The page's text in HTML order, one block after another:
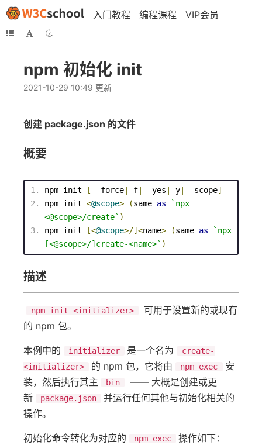
入门教程 编程课程 VIP会员
npm 初始化 init
2021-10-29 10:49 更新
创建 package.json 的文件
概要
npm init [--force |-f |--yes |-y |--scope]
npm init <@scope> (same as ` npx
<@scope>/create` )
npm init
[<@scope>/] <name> (same as
`npx
[<@scope>/]create-<name>` )
描述
npm init <initializer>
可用于设置新的或现有
的 npm 包。
本例中的 initializer 是一个名为
create-
<initializer>
的 npm 包，它将由 npm exec
安
装，然后执行其主
bin
—— 大概是创建或更
新
package.json
并运行任何其他与初始化相关的
操作。
初始化命令转化为对应的 npm exec 操作如下：